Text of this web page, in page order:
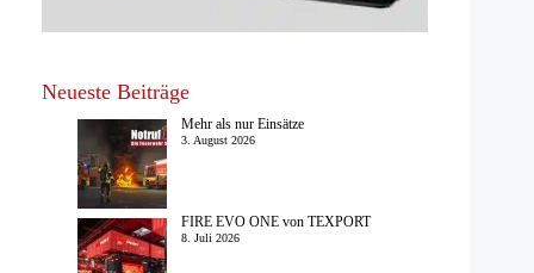
Neueste Beiträge
Mehr als nur Einsätze
3. August 2026
FIRE EVO ONE von TEXPORT
8. Juli 2026